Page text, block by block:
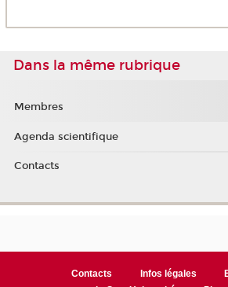
Dans la même rubrique
Membres
Agenda scientifique
Contacts
Contacts Infos légales